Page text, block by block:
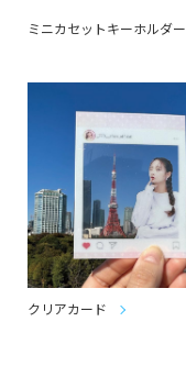
ミニカセットキーホルダー
クリアカード